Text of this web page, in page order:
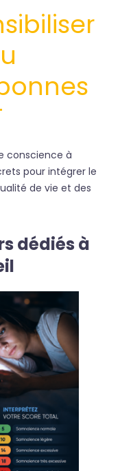
conscience à
pour intégrer le
de vie et des
dédiés à